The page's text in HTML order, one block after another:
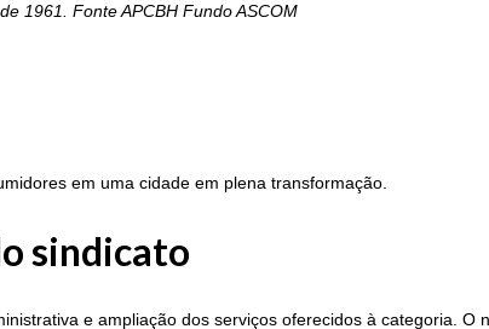
1961. Fonte APCBH Fundo ASCOM
em uma cidade em plena transformação.
sindicato
e ampliação dos serviços oferecidos à categoria. O